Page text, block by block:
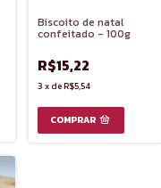
Biscoito de natal
confeitado - 100g
R$15,22
3 xdeR$5,54